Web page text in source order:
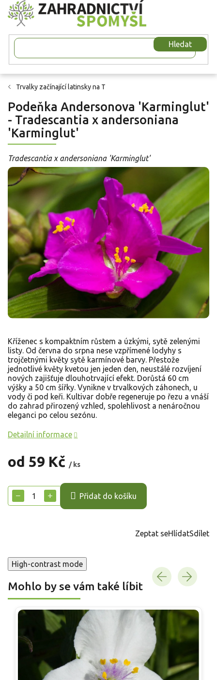
Přejít
na
obsah
Hledat
Trvalky začínající latinsky na T
Podeňka Andersonova 'Karminglut'
- Tradescantia x andersoniana
'Karminglut'
Tradescantia x andersoniana 'Karminglut'
od 59 Kč / ks
cena:
+
− Přidat do košíku
Kříženec s kompaktním růstem a úzkými, sytě zelenými
listy. Od června do srpna nese vzpřímené lodyhy s
trojčetnými květy sytě karmínové barvy. Přestože
jednotlivé květy kvetou jen jeden den, neustálé rozvíjení
nových zajišťuje dlouhotrvající efekt. Dorůstá 60 cm
výšky a 50 cm šířky. Vynikne v trvalkových záhonech, u
vody či pod keři. Kultivar dobře regeneruje po řezu a vnáší
do zahrad přirozený vzhled, spolehlivost a nenáročnou
eleganci po celou sezónu.
Detailní informace
Zeptat seHlídatSdílet
High-contrast mode
Mohlo by se vám také líbit